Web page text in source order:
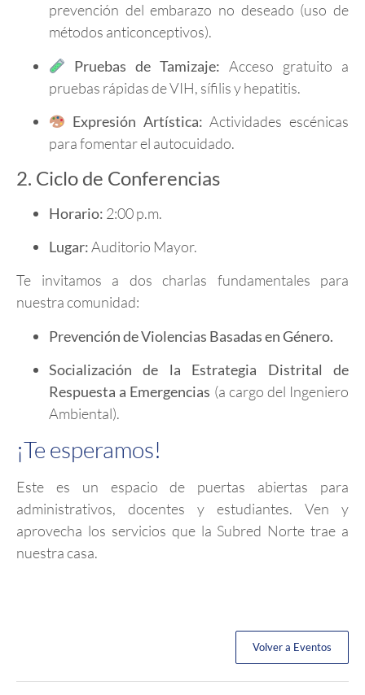
prevención del embarazo no deseado (uso de
métodos anticonceptivos).
Pruebas de Tamizaje: Acceso gratuito a
pruebas rápidas de VIH, sífilis y hepatitis.
Expresión Artística: Actividades escénicas
para fomentar el autocuidado.
2. Ciclo de Conferencias
Horario: 2:00 p.m.
Lugar:Auditorio Mayor.
Te invitamos a dos charlas fundamentales para
nuestra comunidad:
Prevención de Violencias Basadas en Género.
Socialización de la Estrategia Distrital de
Respuesta a Emergencias (a cargo del Ingeniero
Ambiental).
¡Te esperamos!
Este es un espacio de puertas abiertas para
administrativos, docentes y estudiantes. Ven y
aprovecha los servicios que la Subred Norte trae a
nuestra casa.
Volver a Eventos